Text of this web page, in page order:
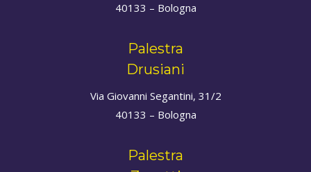
40133 – Bologna
Palestra
Drusiani
Via Giovanni Segantini, 31/2
40133 – Bologna
Palestra